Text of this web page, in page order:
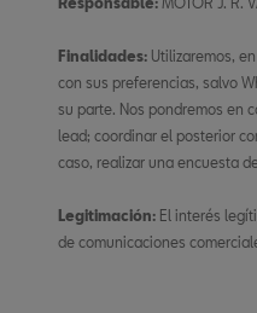
Finalidades: Utilizaremos,
con sus preferencias, salvo
su parte. Nos pondremos en
lead; coordinar el posterior
caso, realizar una encuesta
Legitimación: El interés
de comunicaciones